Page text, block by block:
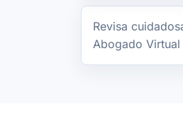
Revisa
Abogado